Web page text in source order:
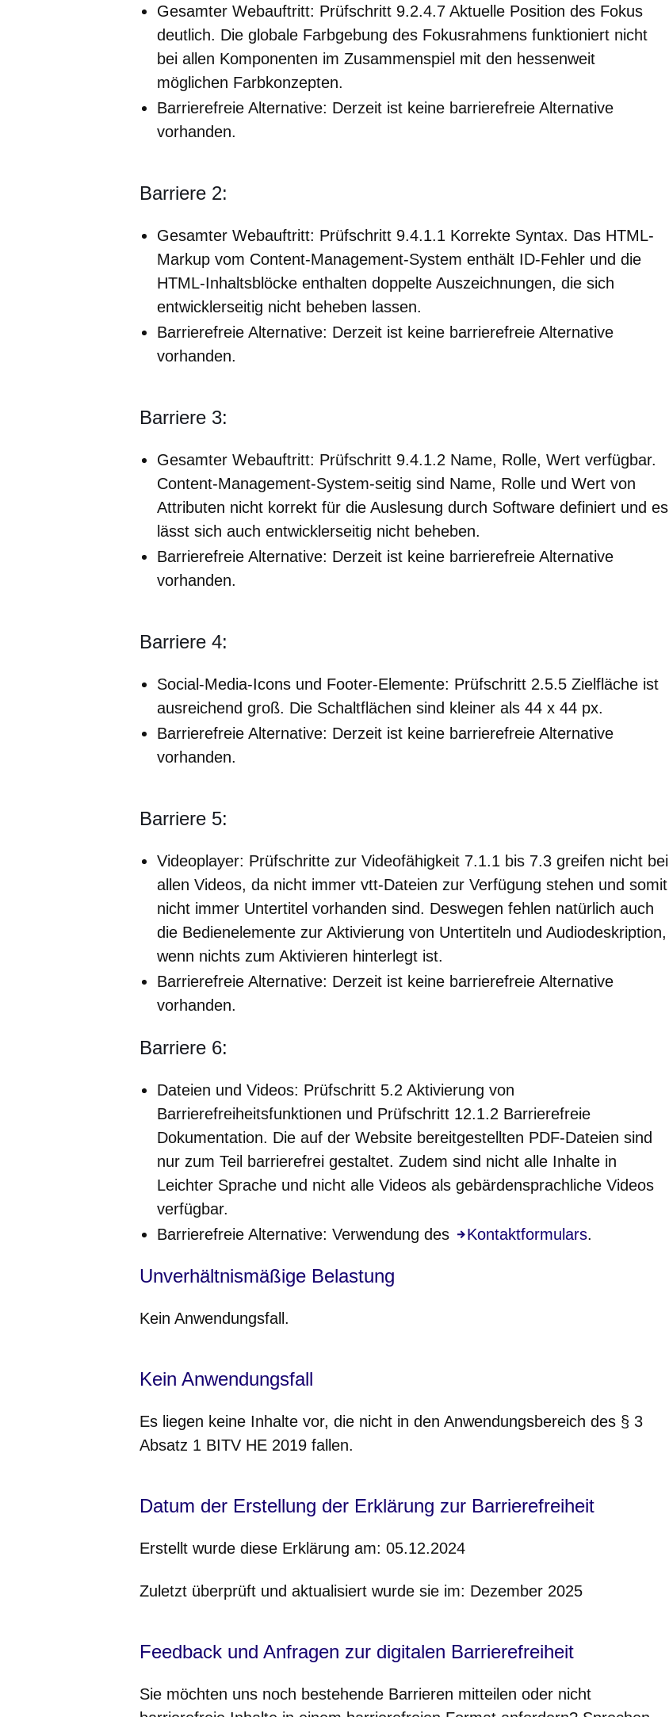
Gesamter Webauftritt: Prüfschritt 9.2.4.7 Aktuelle Position des Fokus
deutlich. Die globale Farbgebung des Fokusrahmens funktioniert nicht
bei allen Komponenten im Zusammenspiel mit den hessenweit
möglichen Farbkonzepten.
Barrierefreie Alternative: Derzeit ist keine barrierefreie Alternative
vorhanden.
Barriere 2:
Gesamter Webauftritt: Prüfschritt 9.4.1.1 Korrekte Syntax. Das HTML-
Markup vom Content-Management-System enthält ID-Fehler und die
HTML-Inhaltsblöcke enthalten doppelte Auszeichnungen, die sich
entwicklerseitig nicht beheben lassen.
Barrierefreie Alternative: Derzeit ist keine barrierefreie Alternative
vorhanden.
Barriere 3:
Gesamter Webauftritt: Prüfschritt 9.4.1.2 Name, Rolle, Wert verfügbar.
Content-Management-System-seitig sind Name, Rolle und Wert von
Attributen nicht korrekt für die Auslesung durch Software definiert und es
lässt sich auch entwicklerseitig nicht beheben.
Barrierefreie Alternative: Derzeit ist keine barrierefreie Alternative
vorhanden.
Barriere 4:
Social-Media-Icons und Footer-Elemente: Prüfschritt 2.5.5 Zielfläche ist
ausreichend groß. Die Schaltflächen sind kleiner als 44 x 44 px.
Barrierefreie Alternative: Derzeit ist keine barrierefreie Alternative
vorhanden.
Barriere 5:
Videoplayer: Prüfschritte zur Videofähigkeit 7.1.1 bis 7.3 greifen nicht bei
allen Videos, da nicht immer vtt-Dateien zur Verfügung stehen und somit
nicht immer Untertitel vorhanden sind. Deswegen fehlen natürlich auch
die Bedienelemente zur Aktivierung von Untertiteln und Audiodeskription,
wenn nichts zum Aktivieren hinterlegt ist.
Barrierefreie Alternative: Derzeit ist keine barrierefreie Alternative
vorhanden.
Barriere 6:
Dateien und Videos: Prüfschritt 5.2 Aktivierung von
Barrierefreiheitsfunktionen und Prüfschritt 12.1.2 Barrierefreie
Dokumentation. Die auf der Website bereitgestellten PDF-Dateien sind
nur zum Teil barrierefrei gestaltet. Zudem sind nicht alle Inhalte in
Leichter Sprache und nicht alle Videos als gebärdensprachliche Videos
verfügbar.
Barrierefreie Alternative: Verwendung des
Kontaktformulars.
Unverhältnismäßige Belastung
Kein Anwendungsfall.
Kein Anwendungsfall
Es liegen keine Inhalte vor, die nicht in den Anwendungsbereich des § 3
Absatz 1 BITV HE 2019 fallen.
Datum der Erstellung der Erklärung zur Barrierefreiheit
Erstellt wurde diese Erklärung am: 05.12.2024
Zuletzt überprüft und aktualisiert wurde sie im: Dezember 2025
Feedback und Anfragen zur digitalen Barrierefreiheit
Sie möchten uns noch bestehende Barrieren mitteilen oder nicht